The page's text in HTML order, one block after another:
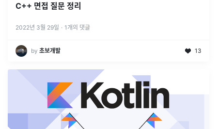
C++ 면접 질문 정리
2022년 3월 29일 · 1 개의 댓글
by 초보개발 13